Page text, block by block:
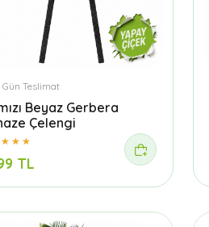
Gün Teslimat
Beyaz Gerbera
Çelengi
TL